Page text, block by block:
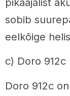
pikaajalist
sobib
eelkõige
c) Doro 912c
Doro 912c